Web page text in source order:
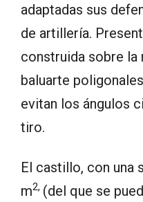
adaptadas sus
de artillería.
construida sobre
baluarte
evitan los ángulos
tiro.
El castillo, con una
m2, (del que se